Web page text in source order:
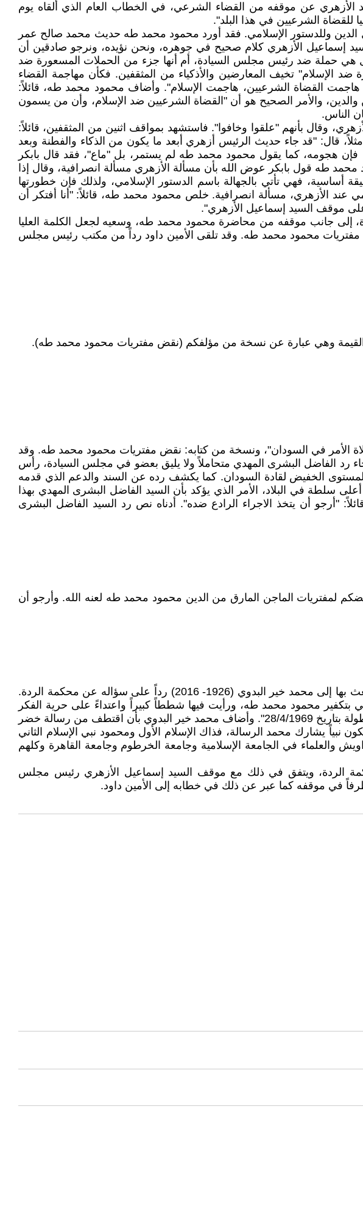
عن موقفه من القضاء الشرعي، في الخطاب العام الذي ألقاه يوم
وللدستور الإسلامي. فقد أورد محمود محمد طه حديث محمد صالح عمر
إسماعيل الأزهري كلام صحيح في جوهره، ونحن نؤيده، ونرجو صادقين أن
هي حملة ضد رئيس مجلس السيادة، أم أنها جزء من الحملات المسعورة ضد
الإسلام" تخيف المعارضين والأذكياء من المثقفين. فكأن مهاجمة القضاء
هاجمت القضاة الشرعيين، هاجمت الإسلام". وأضاف محمود محمد طه، قائلاً:
والدين، والأمر الصحيح هو أن "القضاة الشرعيين ضد الإسلام، وأن من يسمون
الناس.
وقال بأنهم "علقوا وخافوا". فاستشهد بمواقف اثنين من المثقفين، قائلاً:
قال: "قد جاء حديث الرئيس أزهري أبعد ما يكون من الذكاء والفطنة وبعد
فإن هجومه، كما يقول محمود محمد طه لم يستمر، بل "ماع"، فقد قال بابكر
طه قول بابكر عوض الله بأن مسألة الأزهري مسألة انصرافية، وقال إذا
أساسية، فهي تأتي بالجهالة باسم الدستور الإسلامي، ولذلك فإن خطورتها
عند الأزهري، مسألة انصرافية. خلص محمود محمد طه، قائلاً: "أنا أفتكر أن
على موقف السيد إسماعيل الأزهري".
إلى جانب موقفه من محاضرة محمود محمد طه، وسعيه لجعل الكلمة العليا
مفتريات محمود محمد طه. وقد تلقى الأمين داود رداً من مكتب رئيس مجلس
القيمة وهي عبارة عن نسخة من مؤلفكم (نقض مفتريات محمود محمد طه).
الأمر في السودان"، ونسخة من كتابه: نقض مفتريات محمود محمد طه. وقد
1968، قبل انعقاد المحكمة باسبوعين. جاء رد الفاضل البشرى المهدي متحاملاً ولا يليق بعضو في مجلس السيادة، رأس
الخفيض لقادة السودان. كما يكشف رده عن السند والدعم الذي قدمه
سلطة في البلاد، الأمر الذي يؤكد بأن السيد الفاضل البشرى المهدي بهذا
"أرجو أن يتخذ الاجراء الرادع ضده". أدناه نص رد السيد الفاضل البشرى
لمفتريات الماجن المارق من الدين محمود محمد طه لعنه الله. وأرجو أن
كشف السيد خضر حمد، عضو مجلس السيادة عن موقفه من مؤامرة محكمة الردة من خلال رسالة بعث بها إلى محمد خير البدوي (1926- 2016) رداً على سؤاله عن محكمة الردة.
محمود محمد طه، ورأيت فيها شططاً كبيراً واعتداءً على حرية الفكر
والعقيدة. وكتبت رسالة في هذا الشأن إلى الحاج خضر حمد، عضو مجلس السيادة، فرد عليّ برسالة مطولة بتاريخ 28/4/1969". وأضاف محمد خير البدوي بأن اقتطف من رسالة خضر
يشارك محمد الرسالة، فذاك الإسلام الأول ومحمود نبي الإسلام الثاني
والعلماء في الجامعة الإسلامية وجامعة الخرطوم وجامعة القاهرة وكلهم
الردة، ويتفق في ذلك مع موقف السيد إسماعيل الأزهري رئيس مجلس
في موقفه كما عبر عن ذلك في خطابه إلى الأمين داود.